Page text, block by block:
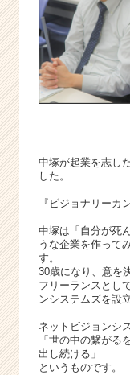
中塚が起業を志し
した。
『ビジョナリーカ
中塚は「自分が死
うな企業を作って
す。
30歳になり、意を
フリーランスとし
ンシステムズを設
ネットビジョンシ
「世の中の繋がる
出し続ける」
というものです。